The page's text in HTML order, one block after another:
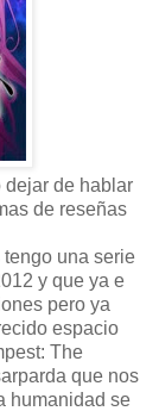
dejar de hablar
de reseñas
una serie
y que ya e
pero ya
espacio
The
que nos
humanidad se